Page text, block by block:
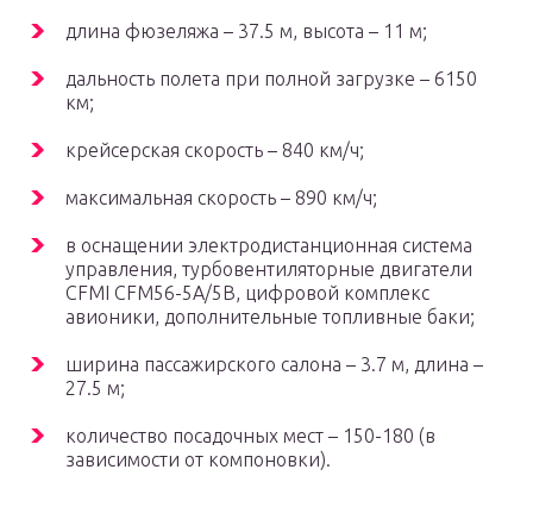
длина фюзеляжа – 37.5 м, высота – 11 м;
дальность полета при полной загрузке – 6150
км;
крейсерская скорость – 840 км/ч;
максимальная скорость – 890 км/ч;
в оснащении электродистанционная система
управления, турбовентиляторные двигатели
CFMI CFM56-5A/5B, цифровой комплекс
авионики, дополнительные топливные баки;
ширина пассажирского салона – 3.7 м, длина –
27.5 м;
количество посадочных мест – 150-180 (в
зависимости от компоновки).